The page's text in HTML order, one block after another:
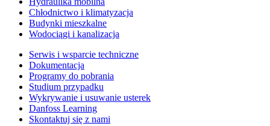
Chłodnictwo i klimatyzacja
Budynki mieszkalne
Wodociągi i kanalizacja
Serwis i wsparcie techniczne
Dokumentacja
Programy do pobrania
Studium przypadku
Wykrywanie i usuwanie usterek
Danfoss Learning
Skontaktuj się z nami